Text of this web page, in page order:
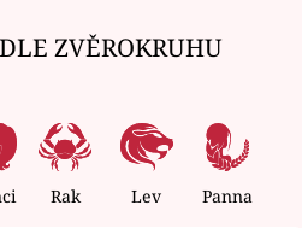
ZVĚROKRUHU
Rak Lev Panna